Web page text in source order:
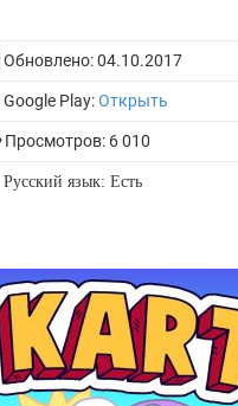
Обновлено:04.10.2017
Google Play:Открыть
Просмотров: 6 010
Русский язык: Есть